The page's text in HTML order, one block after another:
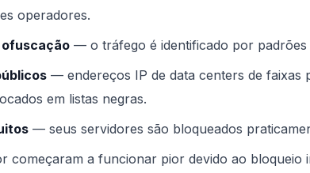
operadores.
ofuscação — o tráfego é identificado por padrões
— endereços IP de data centers de faixas
em listas negras.
— seus servidores são bloqueados
começaram a funcionar pior devido ao bloqueio